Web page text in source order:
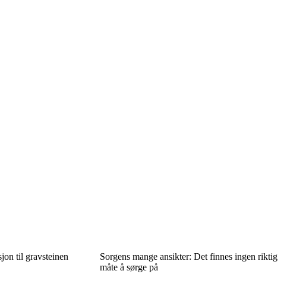
til gravsteinen
Sorgens mange ansikter: Det finnes ingen riktig
måte å sørge på